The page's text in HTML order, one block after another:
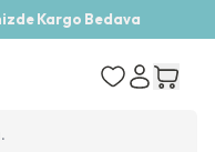
Kargo Bedava